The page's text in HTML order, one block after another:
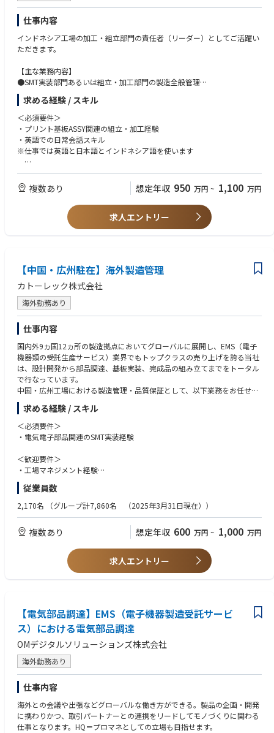
仕事内容
インドネシア⼯場の加⼯・組⽴部⾨の責任者（リーダー）としてご活躍い
ただきます。
【主な業務内容】
●SMT実装部門あるいは組立・加工部門の製造全般管理
●工場全体の生産性向上／業務効率化への取り組み／品質向上に向けた改
善活動への取り組み
●ローカルスタッフの採用・育成／マネジメント
●⼯場⻑と共に⼯場全体の運営、補佐
●取引先対応
【キャリアパス】
求める経験 / スキル
＜必須要件＞
・プリント基板ASSY関連の組立・加工経験
・英語での日常会話スキル
※仕事では英語と日本語とインドネシア語を使います
＜歓迎要件＞
・工場マネジメント経験
・海外勤務(長期出張もしくは駐在)のご経験
・現地語(インドネシア語)の日常会話スキル
＜求める人物像＞
複数あり 想定年収 950 万円 ~ 1,100 万円
求人エントリー
【中国・広州駐在】海外製造管理
カトーレック株式会社
海外勤務あり
仕事内容
国内外9ヵ国12ヵ所の製造拠点においてグローバルに展開し、EMS（電子
機器類の受託生産サービス）業界でもトップクラスの売り上げを誇る当社
は、設計開発から部品調達、基板実装、完成品の組み立てまでをトータル
で行なっています。
中国・広州工場における製造管理・品質保証として、以下業務をお任せい
たします。
【主な業務内容】
●SMT実装部門あるいは組立・加工部門の製造全般管理
善活動への取り組み
●取引先対応、顧客の監査対応やクレーム発生時の対応
●⼯場⻑と共に⼯場全体の運営、補佐
【OJTトレーニング】
ご入社後は、国内工場(高松工場もしくは松山工場)でのOJTトレーニング
を予定しております。
り研修期間は異なります。
求める経験 / スキル
＜必須要件＞
・電気電子部品関連のSMT実装経験
＜歓迎要件＞
・工場マネジメント経験
・海外勤務(長期出張もしくは駐在)のご経験
・語学力（英語、広東語など）
・赴任先のルールや文化を理解して適応、順応していく力を持っている方
・海外に長期赴任が可能な方
従業員数
2,170名 （グループ計7,860名 （2025年3月31日現在））
複数あり 想定年収 600 万円 ~ 1,000 万円
求人エントリー
【電気部品調達】EMS（電子機器製造受託サービ
ス）における電気部品調達
OMデジタルソリューションズ株式会社
海外勤務あり
仕事内容
海外との会議や出張などグローバルな働き方ができる。製品の企画・開発
に携わりかつ、取引パートナーとの連携をリードしてモノづくりに関わる
仕事となります。HQ＝プロマネとしての立場も目指せます。